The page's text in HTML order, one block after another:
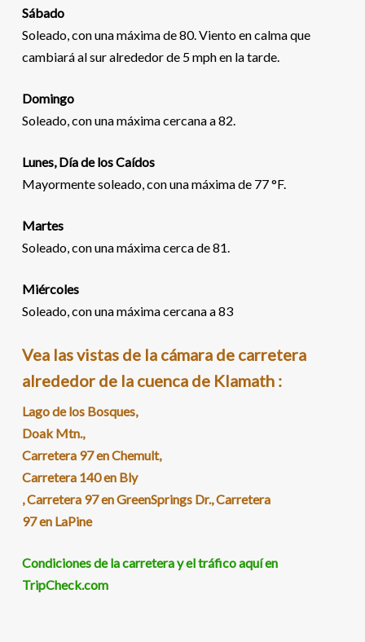
Sábado
Soleado, con una máxima de 80. Viento en calma que
cambiará al sur alrededor de 5 mph en la tarde.
Domingo
Soleado, con una máxima cercana a 82.
Lunes, Día de los Caídos
Mayormente soleado, con una máxima de 77 °F.
Martes
Soleado, con una máxima cerca de 81.
Miércoles
Soleado, con una máxima cercana a 83
Vea las vistas de la cámara de carretera
alrededor de la cuenca de Klamath:
Lago de los Bosques,
Doak Mtn.,
Carretera 97 en Chemult,
Carretera 140 en Bly
, Carretera 97 en GreenSprings Dr., Carretera
97 en LaPine
Condiciones de la carretera y el tráfico aquí en
TripCheck.com